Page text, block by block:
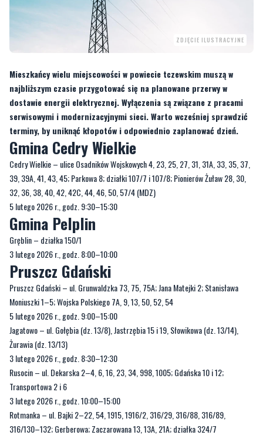
Mieszkańcy wielu miejscowości w powiecie tczewskim muszą w
najbliższym czasie przygotować się na planowane przerwy w
serwisowymi i modernizacyjnymi sieci. Warto wcześniej sprawdzić
terminy, by uniknąć kłopotów i odpowiednio zaplanować dzień.
Gmina Cedry Wielkie
Cedry Wielkie – ulice Osadników Wojskowych 4, 23, 25, 27, 31, 31A, 33, 35, 37,
39, 39A, 41, 43, 45; Parkowa 8; działki 107/7 i 107/8; Pionierów Żuław 28, 30,
32, 36, 38, 40, 42, 42C, 44, 46, 50, 57/4 (MDZ)
5 lutego 2026 r., godz. 9:30–15:30
Gmina Pelplin
Gręblin – działka 150/1
3 lutego 2026 r., godz. 8:00–10:00
Pruszcz Gdański
Pruszcz Gdański – ul. Grunwaldzka 73, 75, 75A; Jana Matejki 2; Stanisława
Moniuszki 1–5; Wojska Polskiego 7A, 9, 13, 50, 52, 54
5 lutego 2026 r., godz. 9:00–15:00
Jagatowo – ul. Gołębia (dz. 13/8), Jastrzębia 15 i 19, Słowikowa (dz. 13/14),
Żurawia (dz. 13/13)
3 lutego 2026 r., godz. 8:30–12:30
Rusocin – ul. Dekarska 2–4, 6, 16, 23, 34, 998, 1005; Gdańska 10 i 12;
Transportowa 2 i 6
3 lutego 2026 r., godz. 10:00–15:00
Rotmanka – ul. Bajki 2–22, 54, 1915, 1916/2, 316/29, 316/88, 316/89,
316/130–132; Gerberowa; Zaczarowana 13, 13A, 21A; działka 324/7
4 lutego 2026 r., godz. 10:00–15:00
Jagatowo – ul. Chopina 1; działki 120/45–48, 120/20; Południowa 10B;
Wichrowe Wzgórze 2 i 5; Żabianka (dz. 120/18)